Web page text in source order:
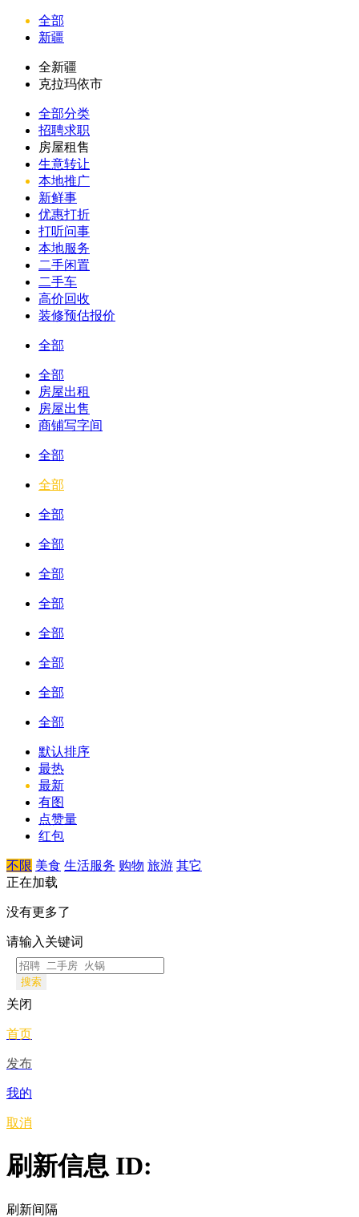
全部
新疆
全新疆
克拉玛依市
全部分类
招聘求职
房屋租售
生意转让
本地推广
新鲜事
优惠打折
打听问事
本地服务
二手闲置
二手车
高价回收
装修预估报价
全部
全部
房屋出租
房屋出售
商铺写字间
全部
全部
全部
全部
全部
全部
全部
全部
全部
全部
默认排序
最热
最新
有图
点赞量
红包
不限 美食 生活服务 购物 旅游 其它
正在加载
没有更多了
请输入关键词
搜索
关闭
首页
发布
我的
取消
刷新信息 ID:
刷新间隔